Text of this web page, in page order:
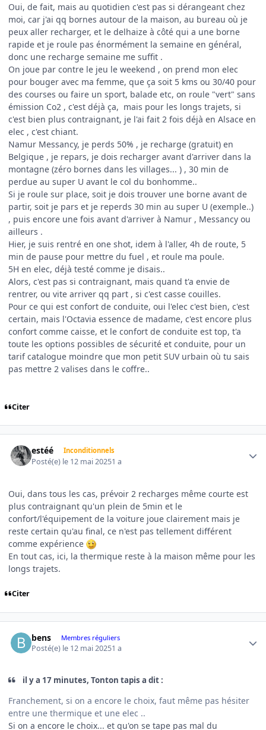
Oui, de fait, mais au quotidien c'est pas si dérangeant chez
moi, car j'ai qq bornes autour de la maison, au bureau où je
peux aller recharger, et le delhaize à côté qui a une borne
rapide et je roule pas énormément la semaine en général,
donc une recharge semaine me suffit .
On joue par contre le jeu le weekend , on prend mon elec
pour bouger avec ma femme, que ça soit 5 kms ou 30/40 pour
des courses ou faire un sport, balade etc, on roule "vert" sans
émission Co2 , c'est déjà ça, mais pour les longs trajets, si
c'est bien plus contraignant, je l'ai fait 2 fois déjà en Alsace en
elec , c'est chiant.
Namur Messancy, je perds 50% , je recharge (gratuit) en
Belgique , je repars, je dois recharger avant d'arriver dans la
montagne (zéro bornes dans les villages... ) , 30 min de
perdue au super U avant le col du bonhomme..
Si je roule sur place, soit je dois trouver une borne avant de
partir, soit je pars et je reperds 30 min au super U (exemple..)
, puis encore une fois avant d'arriver à Namur , Messancy ou
ailleurs .
Hier, je suis rentré en one shot, idem à l'aller, 4h de route, 5
min de pause pour mettre du fuel , et roule ma poule.
5H en elec, déjà testé comme je disais..
Alors, c'est pas si contraignant, mais quand t'a envie de
rentrer, ou vite arriver qq part , si c'est casse couilles.
Pour ce qui est confort de conduite, oui l'elec c'est bien, c'est
certain, mais l'Octavia essence de madame, c'est encore plus
confort comme caisse, et le confort de conduite est top, t'a
toute les options possibles de sécurité et conduite, pour un
tarif catalogue moindre que mon petit SUV urbain où tu sais
pas mettre 2 valises dans le coffre..
Citer
estéé Inconditionnels
Posté(e) le 12 mai 20251 a
Oui, dans tous les cas, prévoir 2 recharges même courte est
plus contraignant qu'un plein de 5min et le
confort/l'équipement de la voiture joue clairement mais je
reste certain qu'au final, ce n'est pas tellement différent
comme expérience
En tout cas, ici, la thermique reste à la maison même pour les
longs trajets.
Citer
bens Membres réguliers
Posté(e) le 12 mai 20251 a
il y a 17 minutes, Tonton tapis a dit :
Franchement, si on a encore le choix, faut même pas hésiter
entre une thermique et une elec ..
Si on a encore le choix... et qu'on se tape pas mal du